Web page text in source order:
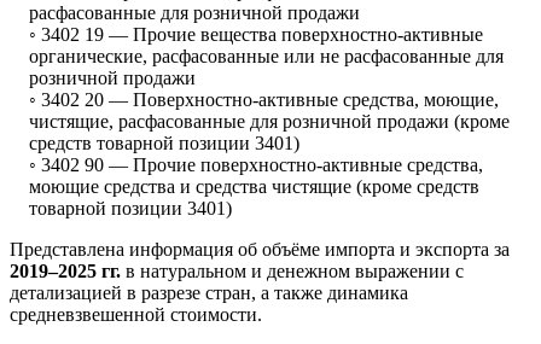
расфасованные для розничной продажи
◦ 3402 19 — Прочие вещества поверхностно-активные
органические, расфасованные или не расфасованные для
розничной продажи
◦ 3402 20 — Поверхностно-активные средства, моющие,
чистящие, расфасованные для розничной продажи (кроме
средств товарной позиции 3401)
◦ 3402 90 — Прочие поверхностно-активные средства,
моющие средства и средства чистящие (кроме средств
товарной позиции 3401)
Представлена информация об объёме импорта и экспорта за
2019–2025 гг. в натуральном и денежном выражении с
детализацией в разрезе стран, а также динамика
средневзвешенной стоимости.